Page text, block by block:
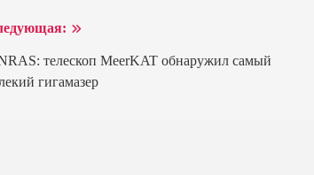
телескоп MeerKAT обнаружил самый
гигамазер